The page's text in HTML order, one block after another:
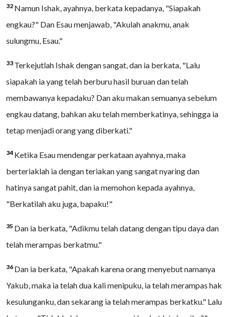
32 Namun Ishak, ayahnya, berkata kepadanya, "Siapakah
engkau?" Dan Esau menjawab, "Akulah anakmu, anak
sulungmu, Esau."
33 Terkejutlah Ishak dengan sangat, dan ia berkata, "Lalu
siapakah ia yang telah berburu hasil buruan dan telah
membawanya kepadaku? Dan aku makan semuanya sebelum
engkau datang, bahkan aku telah memberkatinya, sehingga ia
tetap menjadi orang yang diberkati."
34 Ketika Esau mendengar perkataan ayahnya, maka
berteriaklah ia dengan teriakan yang sangat nyaring dan
hatinya sangat pahit, dan ia memohon kepada ayahnya,
"Berkatilah aku juga, bapaku!"
35 Dan ia berkata, "Adikmu telah datang dengan tipu daya dan
telah merampas berkatmu."
36 Dan ia berkata, "Apakah karena orang menyebut namanya
Yakub, maka ia telah dua kali menipuku, ia telah merampas hak
kesulunganku, dan sekarang ia telah merampas berkatku." Lalu